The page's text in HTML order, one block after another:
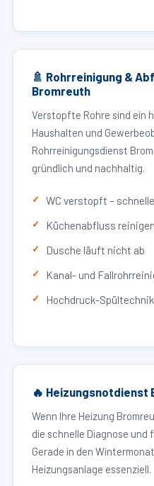
🚿 Rohrreinigung &
Bromreuth
Verstopfte Rohre sind ein
Haushalten und
Rohrreinigungsdienst
gründlich und nachhaltig.
WC verstopft –
Küchenabfluss reinigen
Dusche läuft nicht ab
Kanal- und
Hochdruck-Spültechnik
🔥 Heizungsnotdienst
Wenn Ihre Heizung
die schnelle Diagnose
Gerade in den
Heizungsanlage essenziell.